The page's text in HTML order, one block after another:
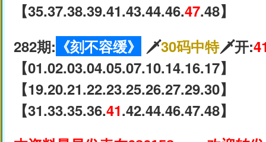
【35.37.38.39.41.43.44.46.47.48】
282期: 《刻不容缓》 🗡30码中特🗡开:
【01.02.03.04.05.07.10.14.16.17】
【19.20.21.22.23.25.26.27.29.30】
【31.33.35.36.41.42.44.46.47.48】